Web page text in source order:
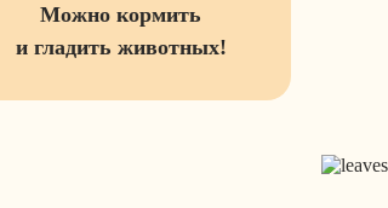
Можно кормить
и гладить животных!